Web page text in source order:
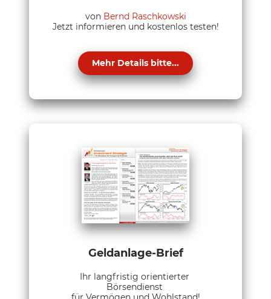
von Bernd Raschkowski
Jetzt informieren und kostenlos testen!
Mehr Details bitte...
Geldanlage-Brief
Ihr langfristig orientierter
Börsendienst